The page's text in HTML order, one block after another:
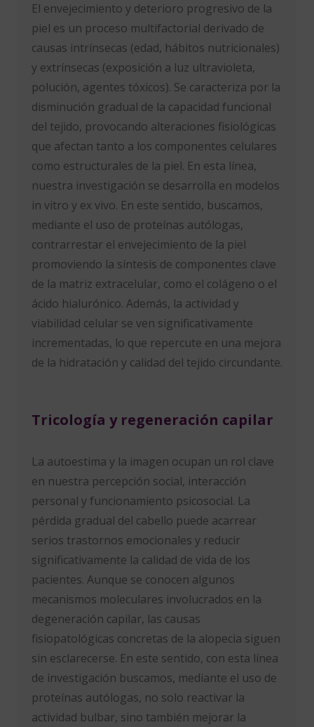
El envejecimiento y deterioro progresivo de la
piel es un proceso multifactorial derivado de
causas intrínsecas (edad, hábitos nutricionales)
y extrínsecas (exposición a luz ultravioleta,
polución, agentes tóxicos). Se caracteriza por la
disminución gradual de la capacidad funcional
del tejido, provocando alteraciones fisiológicas
que afectan tanto a los componentes celulares
como estructurales de la piel. En esta línea,
nuestra investigación se desarrolla en modelos
in vitro y ex vivo. En este sentido, buscamos,
mediante el uso de proteínas autólogas,
contrarrestar el envejecimiento de la piel
promoviendo la síntesis de componentes clave
de la matriz extracelular, como el colágeno o el
ácido hialurónico. Además, la actividad y
viabilidad celular se ven significativamente
incrementadas, lo que repercute en una mejora
de la hidratación y calidad del tejido circundante.
Tricología y regeneración capilar
La autoestima y la imagen ocupan un rol clave
en nuestra percepción social, interacción
personal y funcionamiento psicosocial. La
pérdida gradual del cabello puede acarrear
serios trastornos emocionales y reducir
significativamente la calidad de vida de los
pacientes. Aunque se conocen algunos
mecanismos moleculares involucrados en la
degeneración capilar, las causas
fisiopatológicas concretas de la alopecia siguen
sin esclarecerse. En este sentido, con esta línea
de investigación buscamos, mediante el uso de
proteínas autólogas, no solo reactivar la
actividad bulbar, sino también mejorar la